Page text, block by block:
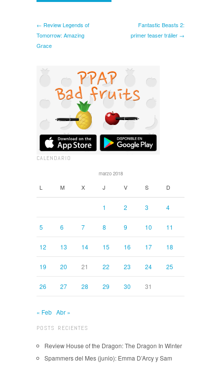
← Review Legends of
Tomorrow: Amazing
Grace
Fantastic Beasts 2:
primer teaser tráiler →
CALENDARIO
marzo 2018
L M X J V S D
1 2 3 4
5 6 7 8 9 10 11
12 13 14 15 16 17 18
19 20 21 22 23 24 25
26 27 28 29 30 31
« Feb Abr »
POSTS RECIENTES
Review House of the Dragon: The Dragon In Winter
Spammers del Mes (junio): Emma D’Arcy y Sam